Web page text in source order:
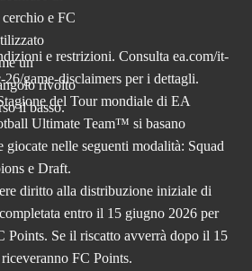
e restrizioni. Consulta ea.com/it-
26/game-disclaimers per i dettagli.
del Tour mondiale di EA
Ultimate Team™ si basano
giocate nelle seguenti modalità: Squad
e Draft.
diritto alla distribuzione iniziale di
entro il 15 giugno 2026 per
Points. Se il riscatto avverrà dopo il 15
FC Points.